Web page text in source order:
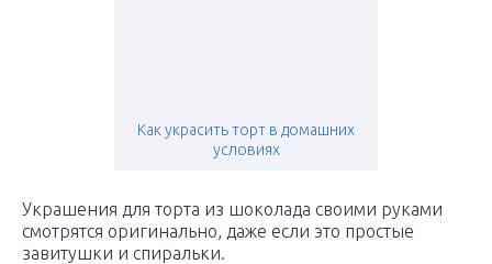
Как украсить торт в домашних
условиях
Украшения для торта из шоколада своими руками
смотрятся оригинально, даже если это простые
завитушки и спиральки.